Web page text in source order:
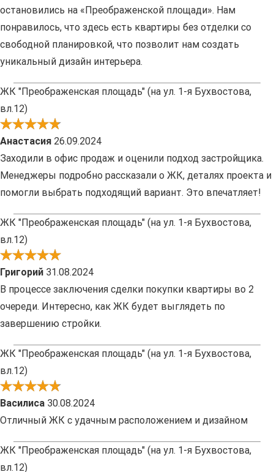
остановились на «Преображенской площади». Нам
понравилось, что здесь есть квартиры без отделки со
свободной планировкой, что позволит нам создать
уникальный дизайн интерьера.
ЖК "Преображенская площадь" (на ул. 1-я Бухвостова,
вл.12)
Анастасия 26.09.2024
Заходили в офис продаж и оценили подход застройщика.
Менеджеры подробно рассказали о ЖК, деталях проекта и
помогли выбрать подходящий вариант. Это впечатляет!
ЖК "Преображенская площадь" (на ул. 1-я Бухвостова,
вл.12)
Григорий 31.08.2024
В процессе заключения сделки покупки квартиры во 2
очереди. Интересно, как ЖК будет выглядеть по
завершению стройки.
ЖК "Преображенская площадь" (на ул. 1-я Бухвостова,
вл.12)
Василиса 30.08.2024
Отличный ЖК с удачным расположением и дизайном
ЖК "Преображенская площадь" (на ул. 1-я Бухвостова,
вл.12)